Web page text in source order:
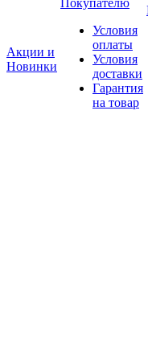
Акции и
Новинки
Покупателю
Условия
оплаты
Условия
доставки
Гарантия
на товар